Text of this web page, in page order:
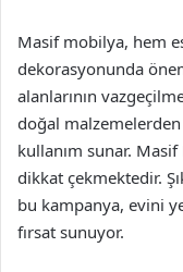
Masif mobilya, hem
dekorasyonunda
alanlarının
doğal
kullanım sunar.
dikkat çekmektedir.
bu kampanya, evini
fırsat sunuyor.